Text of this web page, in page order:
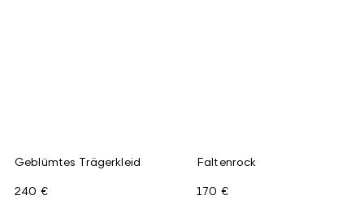
Geblümtes Trägerkleid
240 €
Faltenrock
170 €